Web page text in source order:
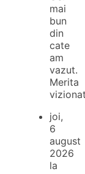
mai
bun
din
cate
am
vazut.
Merita
joi,
6
august
2026
la